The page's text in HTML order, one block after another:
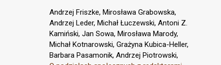
Andrzej Friszke, Mirosława Grabowska,
Andrzej Leder, Michał Łuczewski, Antoni Z.
Kamiński, Jan Sowa, Mirosława Marody,
Michał Kotnarowski, Grażyna Kubica-Heller,
Barbara Pasamonik, Andrzej Piotrowski,